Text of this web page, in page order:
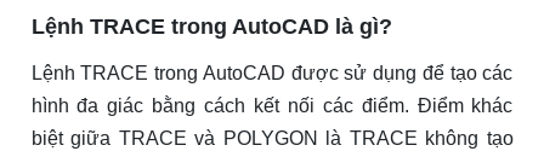
Lệnh TRACE trong AutoCAD là gì?
Lệnh TRACE trong AutoCAD được sử dụng để tạo các
hình đa giác bằng cách kết nối các điểm. Điểm khác
biệt giữa TRACE và POLYGON là TRACE không tạo